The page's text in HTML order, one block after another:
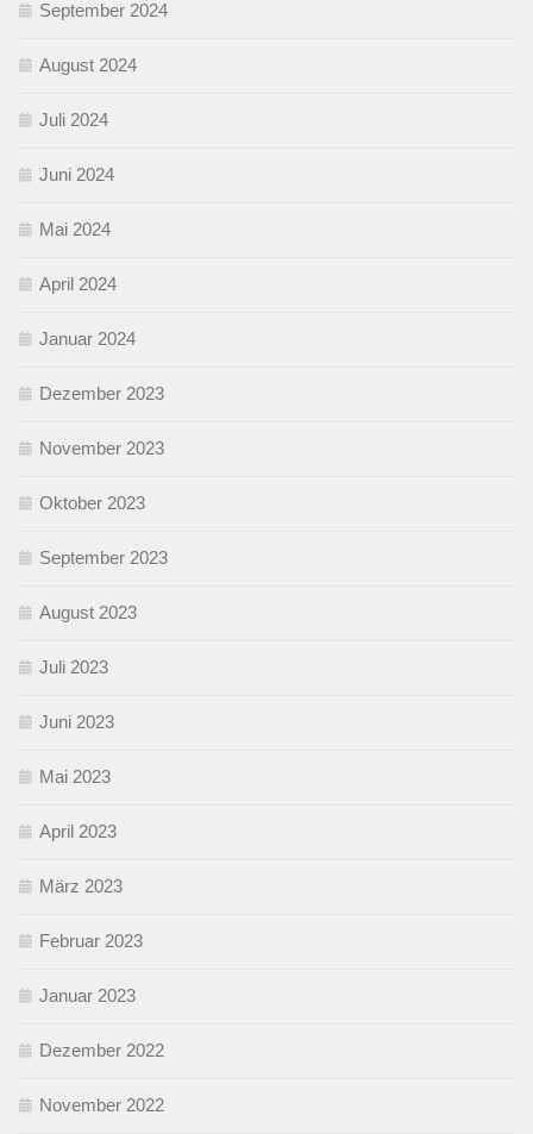
September 2024
August 2024
Juli 2024
Juni 2024
Mai 2024
April 2024
Januar 2024
Dezember 2023
November 2023
Oktober 2023
September 2023
August 2023
Juli 2023
Juni 2023
Mai 2023
April 2023
März 2023
Februar 2023
Januar 2023
Dezember 2022
November 2022